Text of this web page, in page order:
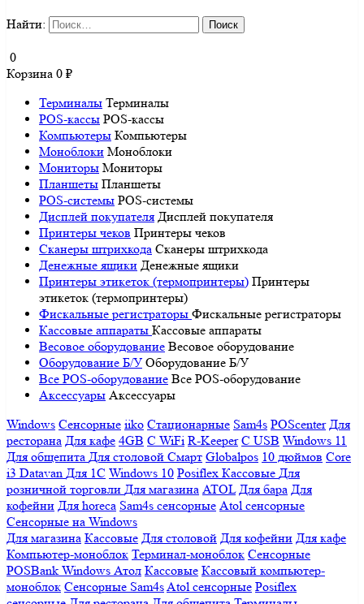
Найти:
0
Корзина 0 ₽
Терминалы Терминалы
POS-кассы POS-кассы
Компьютеры Компьютеры
Моноблоки Моноблоки
Мониторы Мониторы
Планшеты Планшеты
POS-системы POS-системы
Дисплей покупателя Дисплей покупателя
Принтеры чеков Принтеры чеков
Сканеры штрихкода Сканеры штрихкода
Денежные ящики Денежные ящики
Принтеры этикеток (термопринтеры) Принтеры
этикеток (термопринтеры)
Фискальные регистраторы Фискальные регистраторы
Кассовые аппараты Кассовые аппараты
Весовое оборудование Весовое оборудование
Оборудование Б/У Оборудование Б/У
Все POS-оборудование Все POS-оборудование
Аксессуары Аксессуары
Windows Сенсорные iiko Стационарные Sam4s POScenter Для
ресторана Для кафе 4GB С WiFi R-Keeper С USB Windows 11
Для общепита Для столовой Смарт Globalpos 10 дюймов Core
i3 Datavan Для 1С Windows 10 Posiflex Кассовые Для
розничной торговли Для магазина ATOL Для бара Для
кофейни Для horeca Sam4s сенсорные Atol сенсорные
Сенсорные на Windows
Для магазина Кассовые Для столовой Для кофейни Для кафе
Компьютер-моноблок Терминал-моноблок Сенсорные
POSBank Windows Атол Кассовые Кассовый компьютер-
моноблок Сенсорные Sam4sAtol сенсорные Posiflex